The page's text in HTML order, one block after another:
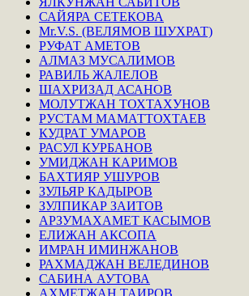
САЙЯРА СЕТЕКОВА
Mr.V.S. (ВЕЛЯМОВ ШУХРАТ)
РУФАТ АМЕТОВ
АЛМАЗ МУСАЛИМОВ
РАВИЛЬ ЖАЛЕЛОВ
ШАХРИЗАД АСАНОВ
МОЛУТЖАН ТОХТАХУНОВ
РУСТАМ МАМАТТОХТАЕВ
КУДРАТ УМАРОВ
РАСУЛ КУРБАНОВ
УМИДЖАН КАРИМОВ
БАХТИЯР УШУРОВ
ЗУЛЬЯР КАДЫРОВ
ЗУЛПИКАР ЗАИТОВ
АРЗУМАХАМЕТ КАСЫМОВ
ЕЛИЖАН АКСОПА
ИМРАН ИМИНЖАНОВ
РАХМАДЖАН ВЕЛЕДИНОВ
САБИНА АУТОВА
АХМЕТЖАН ТАИРОВ